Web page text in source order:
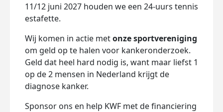
11/12 juni 2027 houden we een 24-uurs tennis
estafette.
Wij komen in actie metonze sportvereniging
om geld op te halen voor kankeronderzoek.
Geld dat heel hard nodig is, want maar liefst 1
op de 2 mensen in Nederland krijgt de
diagnose kanker.
Sponsor ons en help KWF met de financiering